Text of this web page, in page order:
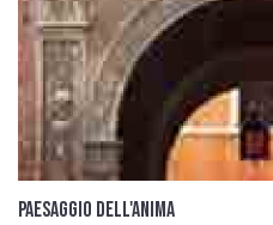
Paesaggio dell'anima